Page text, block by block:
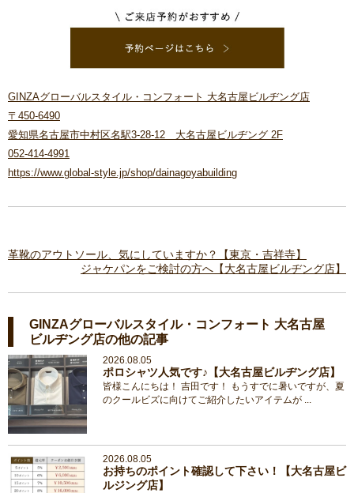
GINZAグローバルスタイル・コンフォート 大名古屋ビルヂング店
〒450-6490
愛知県名古屋市中村区名駅3-28-12 大名古屋ビルヂング 2F
052-414-4991
https://www.global-style.jp/shop/dainagoyabuilding
革靴のアウトソール、気にしていますか？【東京・吉祥寺】
ジャケパンをご検討の方へ【大名古屋ビルヂング店】
GINZAグローバルスタイル・コンフォート 大名古屋
ビルヂング店の他の記事
2026.08.05
ポロシャツ人気です♪【大名古屋ビルヂング店】
皆様こんにちは！ 吉田です！ もうすでに暑いですが、夏
のクールビズに向けてご紹介したいアイテムが ...
2026.08.05
お持ちのポイント確認して下さい！【大名古屋ビ
ルジング店】